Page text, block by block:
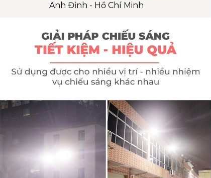
Anh Đỉnh - Hồ Chí Minh